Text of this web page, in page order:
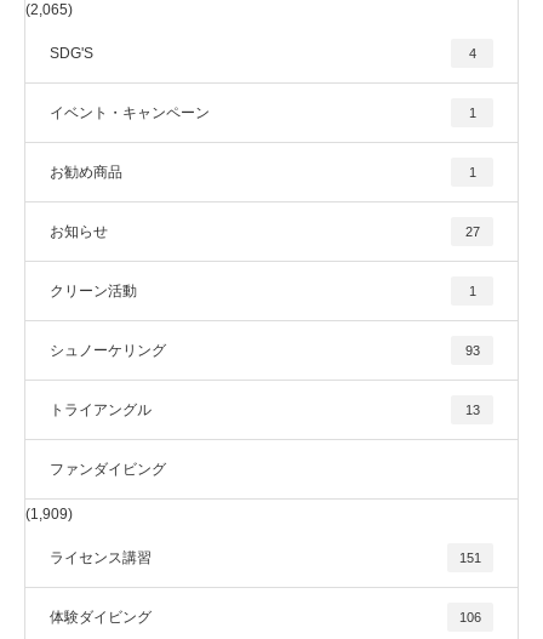
(2,065)
SDG'S 4
イベント・キャンペーン 1
お勧め商品 1
お知らせ 27
クリーン活動 1
シュノーケリング 93
トライアングル 13
ファンダイビング
(1,909)
ライセンス講習 151
体験ダイビング 106